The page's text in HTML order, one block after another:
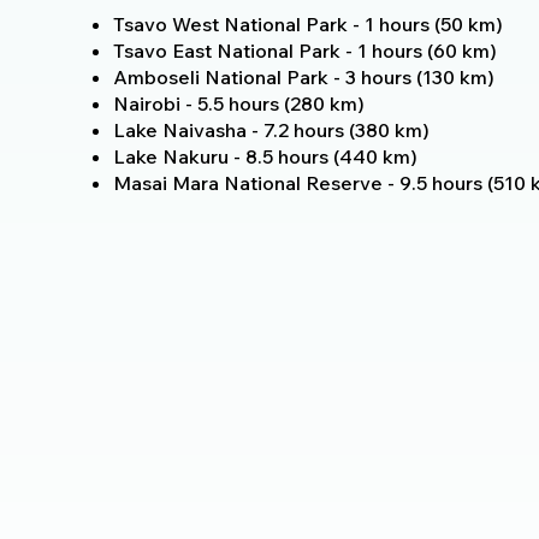
Tsavo West National Park - 1 hours (50 km)
Tsavo East National Park - 1 hours (60 km)
Amboseli National Park - 3 hours (130 km)
Nairobi - 5.5 hours (280 km)
Lake Naivasha - 7.2 hours (380 km)
Lake Nakuru - 8.5 hours (440 km)
Masai Mara National Reserve - 9.5 hours (510